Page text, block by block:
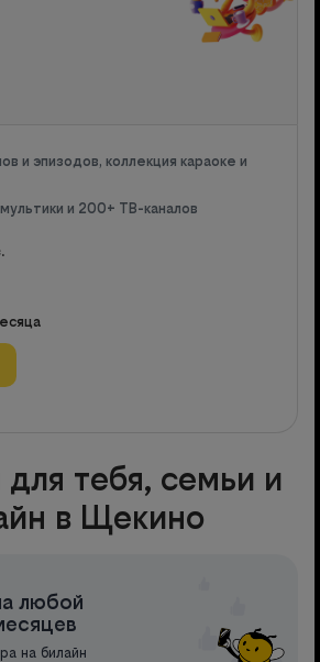
и эпизодов, коллекция караоке и
и 200+ ТВ-каналов
тебя, семьи и
в Щекино
любой
на билайн